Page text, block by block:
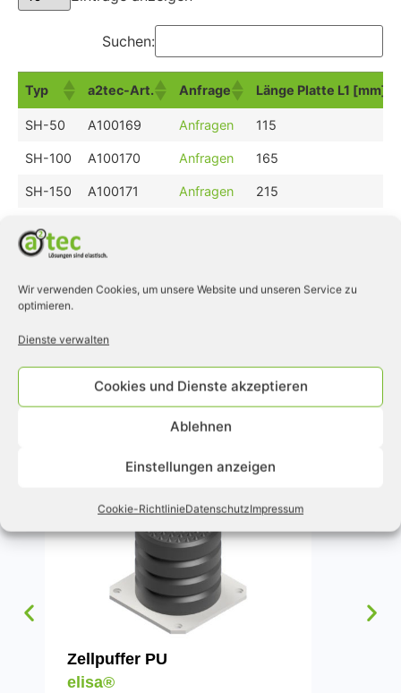
Wir verwenden Cookies, um unsere Website und unseren Service zu
optimieren.
Dienste verwalten
Cookies und Dienste akzeptieren
Ablehnen
Einstellungen anzeigen
Cookie-RichtlinieDatenschutzImpressum
Suchen:
Typ a2tec-Art. Anfrage
Länge Platte L1 [mm]
Typ
a2tec-Art. Anfrage Länge Platte L1 [mm]
SH-50 A100169 Anfragen 115
SH-100 A100170 Anfragen 165
SH-150 A100171 Anfragen 215
Ähnliche Produkte
Zellpuffer PU
elisa®